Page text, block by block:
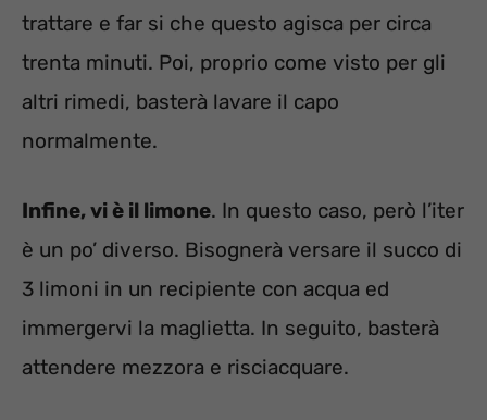
trattare e far si che questo agisca per circa
trenta minuti. Poi, proprio come visto per gli
altri rimedi, basterà lavare il capo
normalmente.
Infine, vi è il limone. In questo caso, però l’iter
è un po’ diverso. Bisognerà versare il succo di
3 limoni in un recipiente con acqua ed
immergervi la maglietta. In seguito, basterà
attendere mezzora e risciacquare.